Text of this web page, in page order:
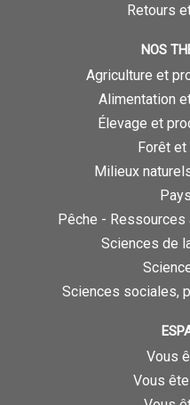
Retours
NOS
Agriculture et
Alimentation
Élevage et
Forêt
Milieux
Pêche -
Sciences de
Sciences sociales,
Vous
Vous